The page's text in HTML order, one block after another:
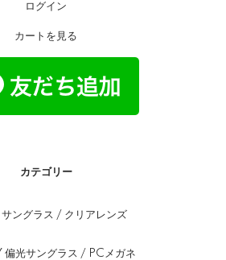
ログイン
カートを見る
カテゴリー
ングラス / クリアレンズ
偏光サングラス / PCメガネ